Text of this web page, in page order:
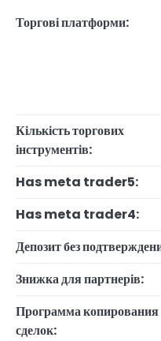
Торгові платформи:
Кількість торгових
інструментів:
Has meta trader5:
Has meta trader4:
Депозит без
Знижка для партнерів:
Программа копирования
сделок: